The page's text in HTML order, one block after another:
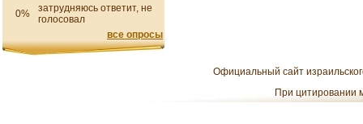
0%
затрудняюсь ответит, не
голосовал
все опросы
Официальный сайт
При цитировании